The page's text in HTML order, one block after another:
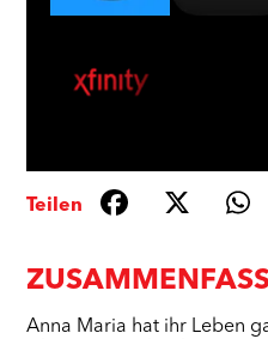
Anna Maria hat ihr Leben
Teilen